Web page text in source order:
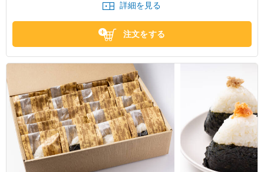
ありがとうございました。おにぎりの具はすじこが一番人
気でしたが、他の具のおにぎりと同じ値段でコスパ良いと
東京都北区赤羽南2026/02/12
詳細を見る
注文をする